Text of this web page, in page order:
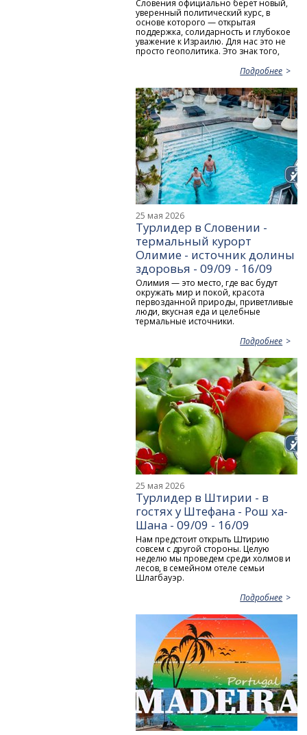
Словения официально берет новый,
уверенный политический курс, в
основе которого — открытая
поддержка, солидарность и глубокое
уважение к Израилю. Для нас это не
просто геополитика. Это знак того,
Подробнее
25 мая 2026
Турлидер в Словении -
термальный курорт
Олимие - источник долины
здоровья - 09/09 - 16/09
Олимия — это место, где вас будут
окружать мир и покой, красота
первозданной природы, приветливые
люди, вкусная еда и целебные
термальные источники.
Подробнее
25 мая 2026
Турлидер в Штирии - в
гостях у Штефана - Рош ха-
Шана - 09/09 - 16/09
Нам предстоит открыть Штирию
совсем с другой стороны. Целую
неделю мы проведем среди холмов и
лесов, в семейном отеле семьи
Шлагбауэр.
Подробнее